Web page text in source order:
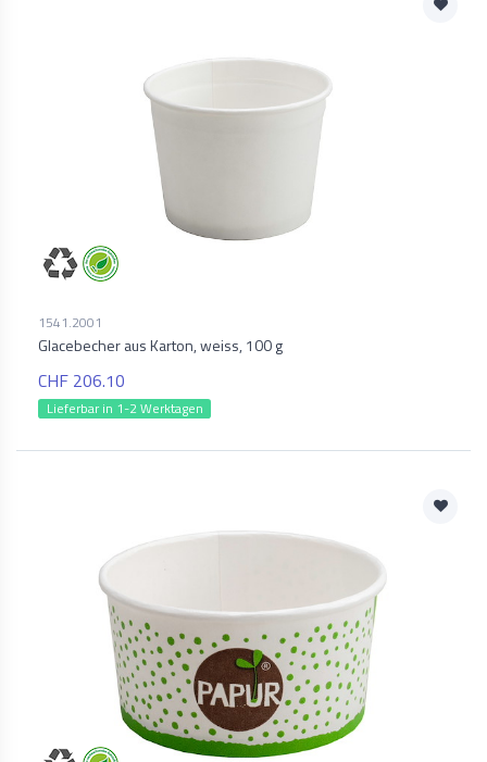
1541.2001
Glacebecher aus Karton, weiss, 100 g
CHF 206.10
Lieferbar in 1-2 Werktagen